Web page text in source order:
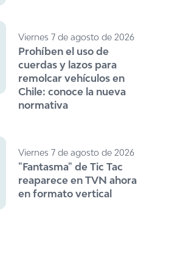
Viernes 7 de agosto de 2026
Prohíben el uso de
cuerdas y lazos para
remolcar vehículos en
Chile: conoce la nueva
normativa
Viernes 7 de agosto de 2026
"Fantasma" de Tic Tac
reaparece en TVN ahora
en formato vertical